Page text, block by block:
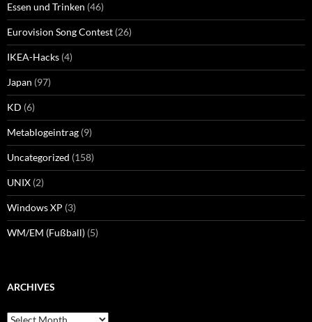
Essen und Trinken (46)
Eurovision Song Contest (26)
IKEA-Hacks (4)
Japan (97)
KD (6)
Metablogeintrag (9)
Uncategorized (158)
UNIX (2)
Windows XP (3)
WM/EM (Fußball) (5)
ARCHIVES
Archives